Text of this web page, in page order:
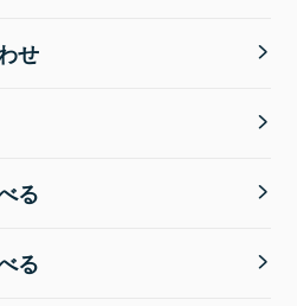
せ
る
る